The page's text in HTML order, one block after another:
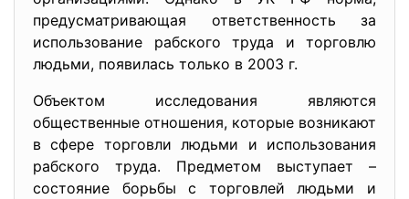
предусматривающая ответственность за
использование рабского труда и торговлю
людьми, появилась только в 2003 г.
Объектом исследования являются
общественные отношения, которые возникают
в сфере торговли людьми и использования
рабского труда. Предметом выступает –
состояние борьбы с торговлей людьми и